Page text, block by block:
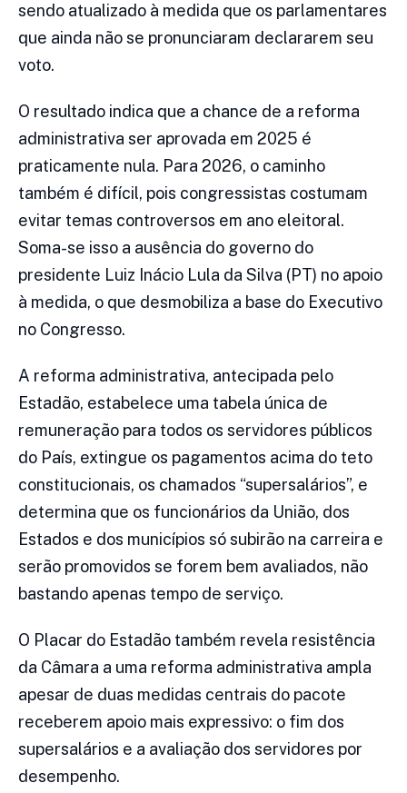
sendo atualizado à medida que os parlamentares
que ainda não se pronunciaram declararem seu
voto.
O resultado indica que a chance de a reforma
administrativa ser aprovada em 2025 é
praticamente nula. Para 2026, o caminho
também é difícil, pois congressistas costumam
evitar temas controversos em ano eleitoral.
Soma-se isso a ausência do governo do
presidente Luiz Inácio Lula da Silva (PT) no apoio
à medida, o que desmobiliza a base do Executivo
no Congresso.
A reforma administrativa, antecipada pelo
Estadão, estabelece uma tabela única de
remuneração para todos os servidores públicos
do País, extingue os pagamentos acima do teto
constitucionais, os chamados “supersalários”, e
determina que os funcionários da União, dos
Estados e dos municípios só subirão na carreira e
serão promovidos se forem bem avaliados, não
bastando apenas tempo de serviço.
O Placar do Estadão também revela resistência
da Câmara a uma reforma administrativa ampla
apesar de duas medidas centrais do pacote
receberem apoio mais expressivo: o fim dos
supersalários e a avaliação dos servidores por
desempenho.